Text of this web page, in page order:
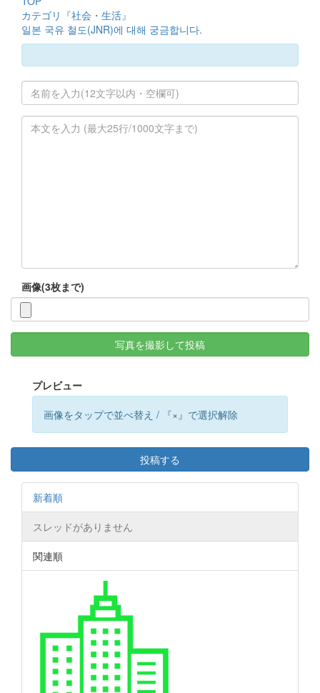
カテゴリ『社会・生活』
일본 국유 철도(JNR)에 대해 궁금합니다.
画像(3枚まで)
写真を撮影して投稿
プレビュー
画像をタップで並べ替え / 『×』で選択解除
投稿する
新着順
スレッドがありません
関連順